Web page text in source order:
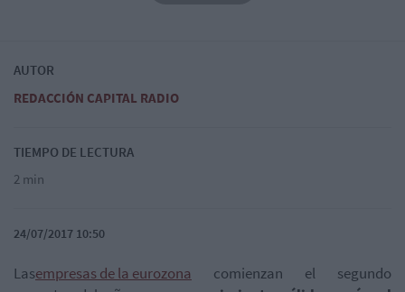
AUTOR
REDACCIÓN CAPITAL RADIO
TIEMPO DE LECTURA
2 min
24/07/2017 10:50
Lasempresas de la eurozona comienzan el segundo